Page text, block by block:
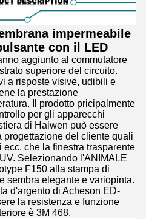
impermeabile
con il LED
aggiunto al commutatore
superiore del circuito.
a risposte visive, udibili e
la prestazione
Il prodotto pricipalmente
per gli apparecchi
di Haiwen può essere
progettazione del cliente quali
ecc. che la finestra trasparente
Selezionando l'ANIMALE
F150 alla stampa di
sembra elegante e variopinta.
d'argento di Acheson ED-
la resistenza e funzione
è 3M 468.